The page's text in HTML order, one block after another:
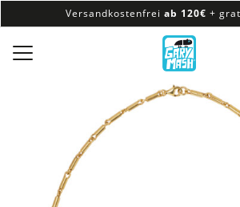
Versandkostenfrei ab 120€ +
100% veganes & fair
Versandkostenfrei ab 120€